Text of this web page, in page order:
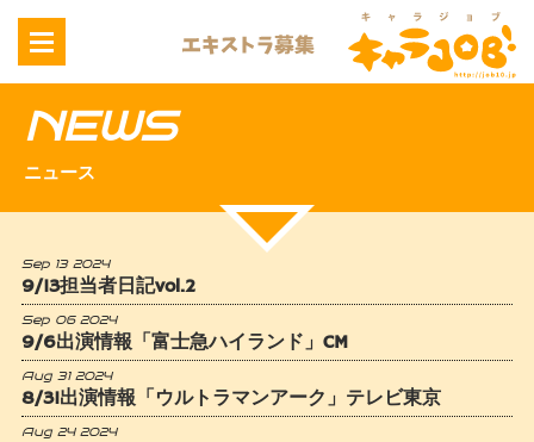
NEWS
ニュース
Sep 13 2024
9/13担当者日記vol.2
Sep 06 2024
9/6出演情報「富士急ハイランド」CM
Aug 31 2024
8/31出演情報「ウルトラマンアーク」テレビ東京
Aug 24 2024